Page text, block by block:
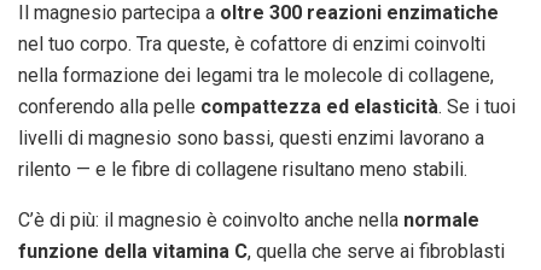
Il magnesio partecipa a oltre 300 reazioni enzimatiche
nel tuo corpo. Tra queste, è cofattore di enzimi coinvolti
nella formazione dei legami tra le molecole di collagene,
conferendo alla pelle compattezza ed elasticità. Se i tuoi
livelli di magnesio sono bassi, questi enzimi lavorano a
rilento — e le fibre di collagene risultano meno stabili.
C’è di più: il magnesio è coinvolto anche nella normale
funzione della vitamina C, quella che serve ai fibroblasti